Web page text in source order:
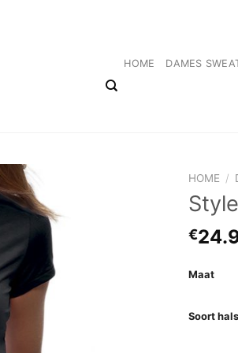
HOME DAMES
HOME /
€
Maat
Soort hals